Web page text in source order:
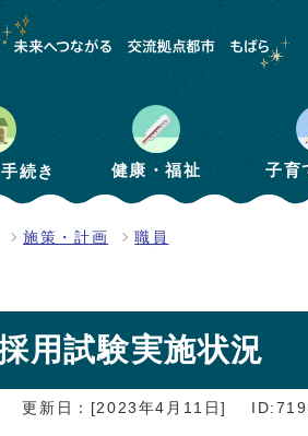
続き 健康・福祉 子育
施策・計画 職員
用試験実施状況
更新日：[2023年4月11日]